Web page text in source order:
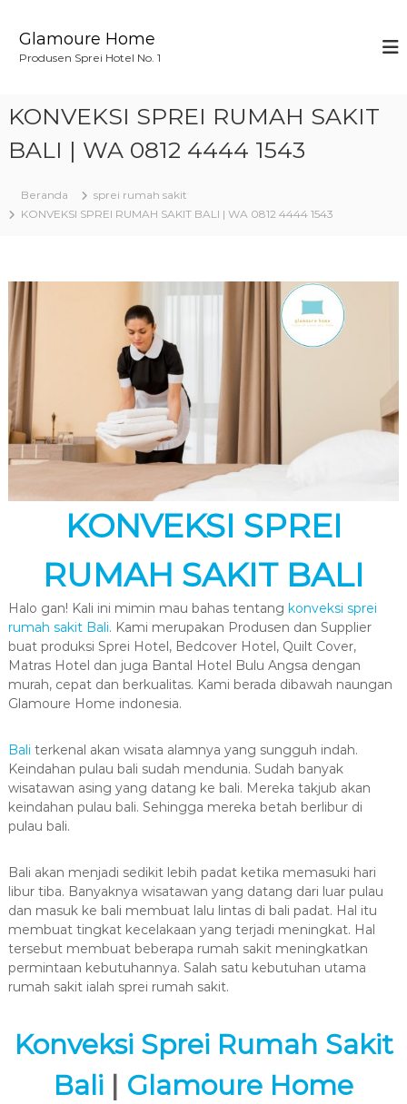
Glamoure Home
Produsen Sprei Hotel No. 1
KONVEKSI SPREI RUMAH SAKIT
BALI | WA 0812 4444 1543
Beranda
sprei rumah sakit
KONVEKSI SPREI RUMAH SAKIT BALI | WA 0812 4444 1543
KONVEKSI SPREI
RUMAH SAKIT BALI
Halo gan! Kali ini mimin mau bahas tentang konveksi sprei
rumah sakit Bali. Kami merupakan Produsen dan Supplier
buat produksi Sprei Hotel, Bedcover Hotel, Quilt Cover,
Matras Hotel dan juga Bantal Hotel Bulu Angsa dengan
murah, cepat dan berkualitas. Kami berada dibawah naungan
Glamoure Home indonesia.
Bali terkenal akan wisata alamnya yang sungguh indah.
Keindahan pulau bali sudah mendunia. Sudah banyak
wisatawan asing yang datang ke bali. Mereka takjub akan
keindahan pulau bali. Sehingga mereka betah berlibur di
pulau bali.
Bali akan menjadi sedikit lebih padat ketika memasuki hari
libur tiba. Banyaknya wisatawan yang datang dari luar pulau
dan masuk ke bali membuat lalu lintas di bali padat. Hal itu
membuat tingkat kecelakaan yang terjadi meningkat. Hal
tersebut membuat beberapa rumah sakit meningkatkan
permintaan kebutuhannya. Salah satu kebutuhan utama
rumah sakit ialah sprei rumah sakit.
Konveksi Sprei Rumah Sakit
Bali | Glamoure Home